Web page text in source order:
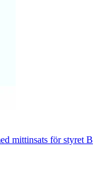
mittinsats för styret B